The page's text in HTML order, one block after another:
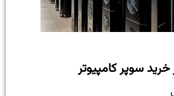
سوپر کامپیوتر